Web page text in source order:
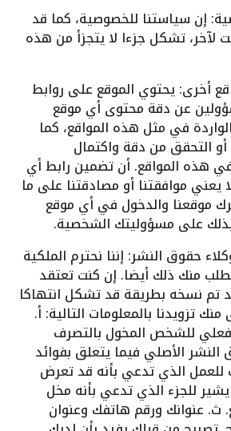
إن سياستنا للخصوصية، كما قد
لآخر، تشكل جزءا لا يتجزأ من هذه
أخرى: يحتوي الموقع على روابط
عن دقة محتوى أي موقع
في مثل هذه المواقع، كما
أو التحقق من دقة واكتمال
في هذه المواقع. أن تضمين رابط أي
يعني موافقتنا أو مصادقتنا على ما
موقعنا والدخول في أي موقع
على مسؤوليتك الشخصية.
حقوق النشر: إننا نحترم الملكية
منك ذلك أيضا. إن كنت تعتقد
تم نسخه بطريقة قد تشكل انتهاكا
تزويدنا بالمعلومات التالية: أ‌.
فعلي للشخص المخول بالتصرف
النشر الأصلي فيما يتعلق بفوائد
الذي تدعي بأنه قد تعرض
للجزء الذي تدعي بأنه مخل
ث‌. عنوانك ورقم هاتفك وعنوان